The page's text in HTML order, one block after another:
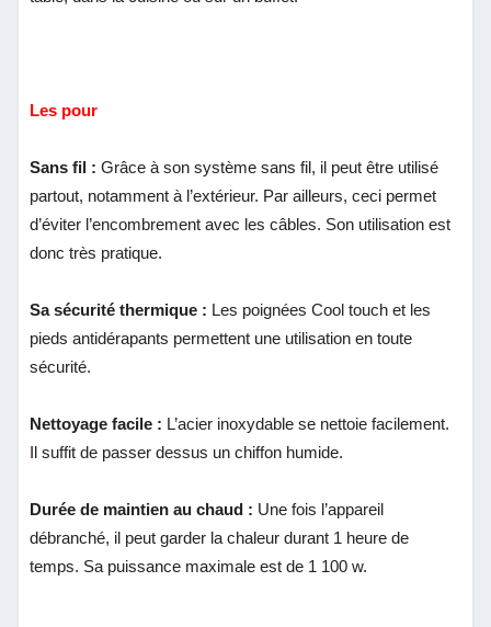
Les pour
Sans fil :Grâce à son système sans fil, il peut être utilisé
partout, notamment à l’extérieur. Par ailleurs, ceci permet
d’éviter l’encombrement avec les câbles. Son utilisation est
donc très pratique.
Sa sécurité thermique : Les poignées Cool touch et les
pieds antidérapants permettent une utilisation en toute
sécurité.
Nettoyage facile : L’acier inoxydable se nettoie facilement.
Il suffit de passer dessus un chiffon humide.
Durée de maintien au chaud : Une fois l’appareil
débranché, il peut garder la chaleur durant 1 heure de
temps. Sa puissance maximale est de 1 100 w.